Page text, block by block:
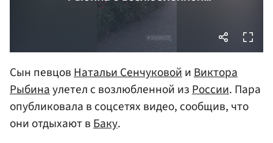
Сын певцовНатальи СенчуковойиВиктора
Рыбинаулетел с возлюбленной изРоссии. Пара
опубликовала в соцсетях видео, сообщив, что
они отдыхают вБаку.